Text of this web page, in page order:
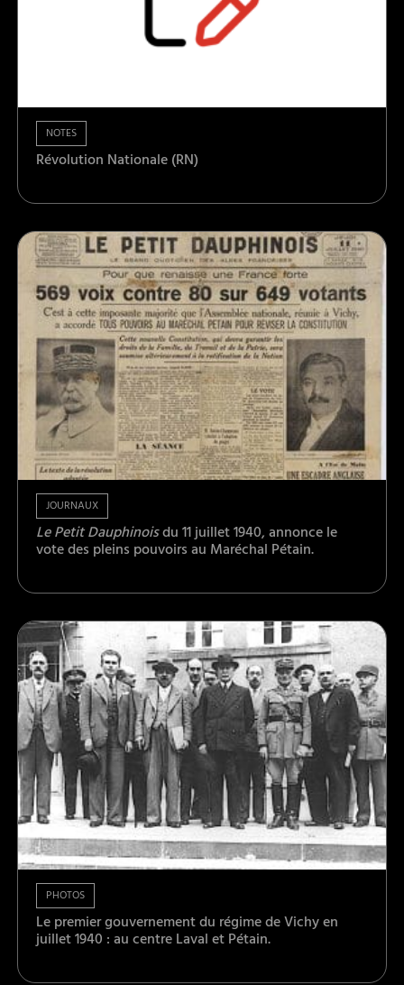
NOTES
Révolution Nationale (RN)
JOURNAUX
Le Petit Dauphinoisdu 11 juillet 1940, annonce le
vote des pleins pouvoirs au Maréchal Pétain.
PHOTOS
Le premier gouvernement du régime de Vichy en
juillet 1940 : au centre Laval et Pétain.